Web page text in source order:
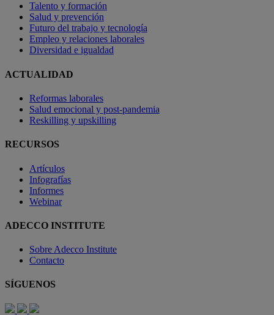
Talento y formación
Salud y prevención
Futuro del trabajo y tecnología
Empleo y relaciones laborales
Diversidad e igualdad
ACTUALIDAD
Reformas laborales
Salud emocional y post-pandemia
Reskilling y upskilling
RECURSOS
Artículos
Infografías
Informes
Webinar
ADECCO INSTITUTE
Sobre Adecco Institute
Contacto
SÍGUENOS